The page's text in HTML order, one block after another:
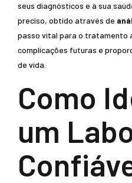
seus diagnósticos e à sua
preciso, obtido através de
passo vital para o tratamento
complicações futuras e
de vida.
Como
um